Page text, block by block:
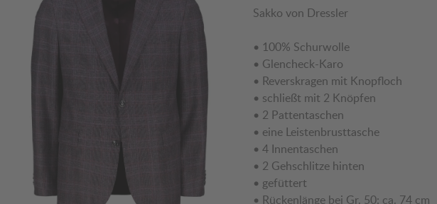
Sakko von Dressler
• 100% Schurwolle
• Glencheck-Karo
• Reverskragen mit Knopfloch
• schließt mit 2 Knöpfen
• 2 Pattentaschen
• eine Leistenbrusttasche
• 4 Innentaschen
• 2 Gehschlitze hinten
• gefüttert
• Rückenlänge bei Gr. 50: ca. 74 cm